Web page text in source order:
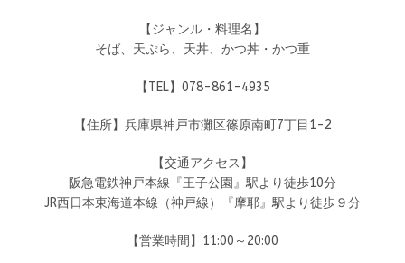
【ジャンル・料理名】
そば、天ぷら、天丼、かつ丼・かつ重
【TEL】078-861-4935
【住所】兵庫県神戸市灘区篠原南町7丁目1-2
【交通アクセス】
阪急電鉄神戸本線『王子公園』駅より徒歩10分
JR西日本東海道本線（神戸線）『摩耶』駅より徒歩９分
【営業時間】11:00～20:00